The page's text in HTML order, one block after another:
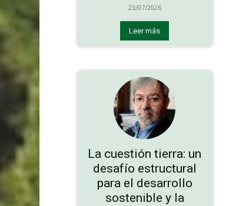
23/07/2026
Leer más
La cuestión tierra: un
desafío estructural
para el desarrollo
sostenible y la